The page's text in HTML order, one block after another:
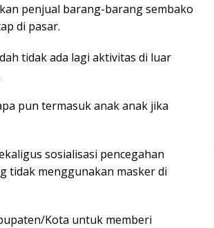
penjual barang-barang sembako
di pasar.
tidak ada lagi aktivitas di luar
pun termasuk anak anak jika
sosialisasi pencegahan
tidak menggunakan masker di
Kota untuk memberi